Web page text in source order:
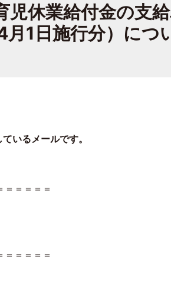
休業給付金の支
1日施行分）につ
いるメールです。
＝＝＝＝＝
＝＝＝＝＝